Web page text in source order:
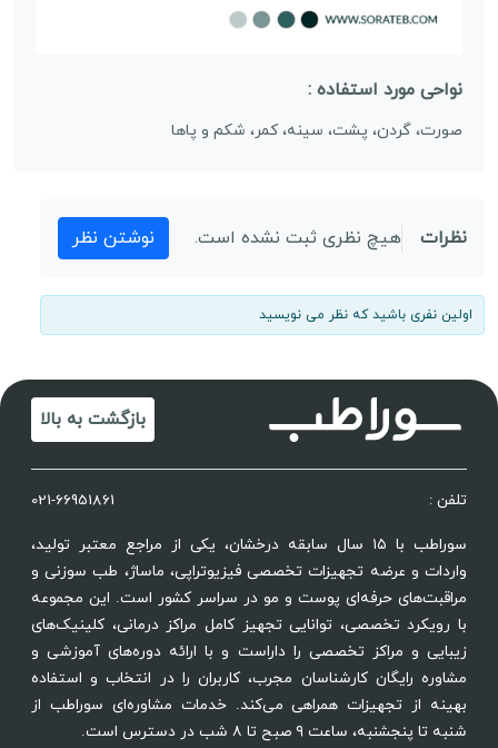
نواحی مورد استفاده :
صورت، گردن، پشت، سینه، کمر، شکم و پاها
نظرات هیچ نظری ثبت نشده است. نوشتن نظر
اولین نفری باشید که نظر می نویسید
بازگشت به بالا
تلفن : 021-66951861
سوراطب با ۱۵ سال سابقه درخشان، یکی از مراجع معتبر تولید،
واردات و عرضه تجهیزات تخصصی فیزیوتراپی، ماساژ، طب سوزنی و
مراقبت‌های حرفه‌ای پوست و مو در سراسر کشور است. این مجموعه
با رویکرد تخصصی، توانایی تجهیز کامل مراکز درمانی، کلینیک‌های
زیبایی و مراکز تخصصی را داراست و با ارائه دوره‌های آموزشی و
مشاوره رایگان کارشناسان مجرب، کاربران را در انتخاب و استفاده
بهینه از تجهیزات همراهی می‌کند. خدمات مشاوره‌ای سوراطب از
شنبه تا پنجشنبه، ساعت ۹ صبح تا ۸ شب در دسترس است.